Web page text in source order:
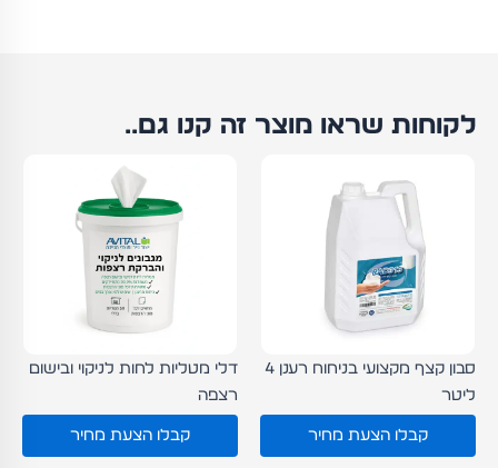
לקוחות שראו מוצר זה קנו גם..
סבון קצף מקצועי בניחוח רענן 4
ליטר
קבלו הצעת מחיר
דלי מטליות לחות לניקוי ובישום
רצפה
קבלו הצעת מחיר